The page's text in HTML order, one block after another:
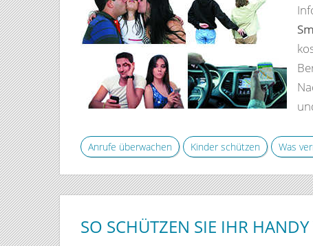
Anrufe überwachen Kinder schützen Was
SO SCHÜTZEN SIE IHR